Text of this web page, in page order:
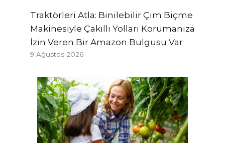
Traktörleri Atla: Binilebilir Çim Biçme
Makinesiyle Çakıllı Yolları Korumanıza
İzin Veren Bir Amazon Bulgusu Var
9 Ağustos 2026